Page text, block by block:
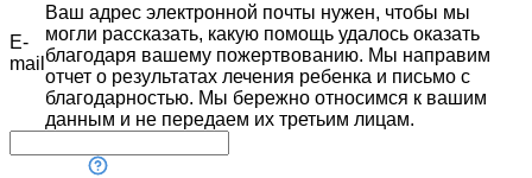
E-
mail
Ваш адрес электронной почты нужен, чтобы мы
могли рассказать, какую помощь удалось оказать
благодаря вашему пожертвованию. Мы направим
отчет о результатах лечения ребенка и письмо с
благодарностью. Мы бережно относимся к вашим
данным и не передаем их третьим лицам.